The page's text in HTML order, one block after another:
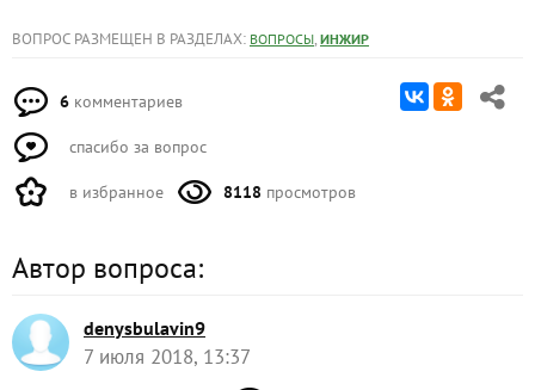
ВОПРОС РАЗМЕЩЕН В РАЗДЕЛАХ: ВОПРОСЫ, ИНЖИР
6 комментариев
спасибо за вопрос
в избранное 8118 просмотров
Автор вопроса:
denysbulavin9
7 июля 2018, 13:37